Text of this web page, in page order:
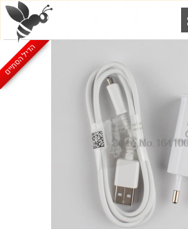
פתוחה והתכנים המתפרסמים בה הינם מטעם הגולשים.
הדילים החמים
חדש בכוורת
הדיל הסתיים